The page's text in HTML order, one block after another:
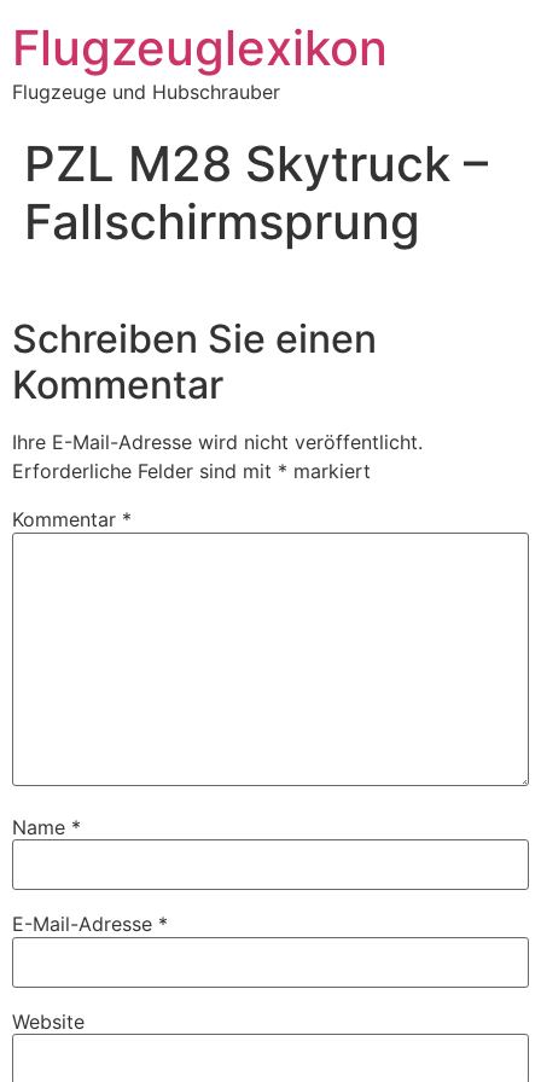
Inhalt
springen
Flugzeuglexikon
Flugzeuge und Hubschrauber
PZL M28 Skytruck –
Fallschirmsprung
Schreiben Sie einen
Kommentar
Ihre E-Mail-Adresse wird nicht veröffentlicht.
Erforderliche Felder sind mit * markiert
Kommentar *
Name *
E-Mail-Adresse *
Website